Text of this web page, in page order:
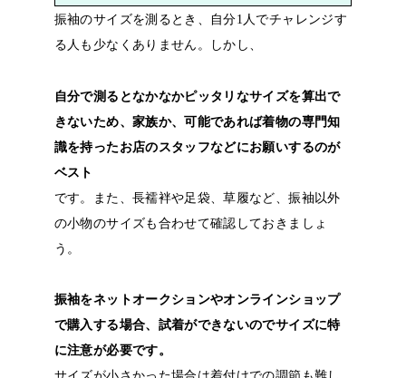
振袖のサイズを測るとき、自分1人でチャレンジす
る人も少なくありません。しかし、
自分で測るとなかなかピッタリなサイズを算出で
きないため、家族か、可能であれば着物の専門知
識を持ったお店のスタッフなどにお願いするのが
ベスト
です。また、長襦袢や足袋、草履など、振袖以外
の小物のサイズも合わせて確認しておきましょ
う。
振袖をネットオークションやオンラインショップ
で購入する場合、試着ができないのでサイズに特
に注意が必要です。